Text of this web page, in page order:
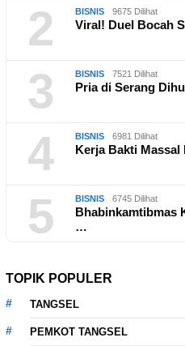
2 BISNIS 9675 Dilihat
Viral! Duel Bocah
3 BISNIS 7521 Dilihat
Pria di Serang
4 BISNIS 6981 Dilihat
Kerja Bakti Massal
5 BISNIS 6745 Dilihat
Bhabinkamtibmas
…
TOPIK POPULER
TANGSEL
PEMKOT TANGSEL